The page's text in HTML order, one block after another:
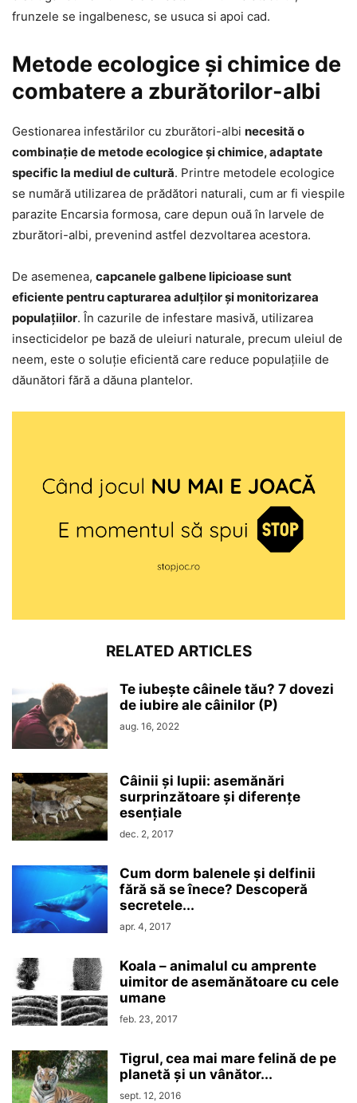
frunzele se ingalbenesc, se usuca si apoi cad.
Metode ecologice și chimice de
combatere a zburătorilor-albi
Gestionarea infestărilor cu zburători-albi necesită o
combinație de metode ecologice și chimice, adaptate
specific la mediul de cultură. Printre metodele ecologice
se numără utilizarea de prădători naturali, cum ar fi viespile
parazite Encarsia formosa, care depun ouă în larvele de
zburători-albi, prevenind astfel dezvoltarea acestora.
De asemenea, capcanele galbene lipicioase sunt
eficiente pentru capturarea adulților și monitorizarea
populațiilor. În cazurile de infestare masivă, utilizarea
insecticidelor pe bază de uleiuri naturale, precum uleiul de
neem, este o soluție eficientă care reduce populațiile de
dăunători fără a dăuna plantelor.
RELATED ARTICLES
Te iubește câinele tău? 7 dovezi
de iubire ale câinilor (P)
aug. 16, 2022
Câinii și lupii: asemănări
surprinzătoare și diferențe
esențiale
dec. 2, 2017
Cum dorm balenele și delfinii
fără să se înece? Descoperă
secretele...
apr. 4, 2017
Koala – animalul cu amprente
uimitor de asemănătoare cu cele
umane
feb. 23, 2017
Tigrul, cea mai mare felină de pe
planetă și un vânător...
sept. 12, 2016